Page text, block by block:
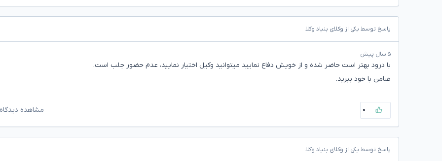
پاسخ توسط یکی از وکلای بنیاد وکلا
۵ سال پیش
با درود بهتر است حاضر شده و از خویش دفاع نمایید میتوانید وکیل اختیار نمایید، عدم حضور جلب است.
ضامن با خود ببرید.
۰ مشاهده
پاسخ توسط یکی از وکلای بنیاد وکلا